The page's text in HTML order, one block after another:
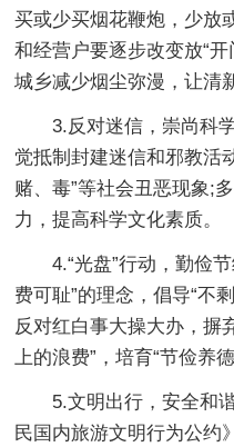
买或少买烟花鞭炮，少放
和经营户要逐步改变放“开
城乡减少烟尘弥漫，让清
3.反对迷信，崇尚科
觉抵制封建迷信和邪教活
赌、毒”等社会丑恶现象;
力，提高科学文化素质。
4.“光盘”行动，勤俭
费可耻”的理念，倡导“不
反对红白事大操大办，摒
上的浪费”，培育“节俭养
5.文明出行，安全和
民国内旅游文明行为公约